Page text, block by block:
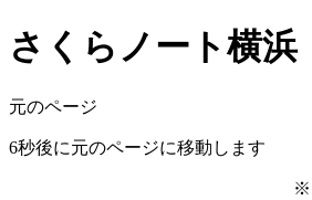
さくらノート横浜
元のページ
6秒後に元のページに移動します
※